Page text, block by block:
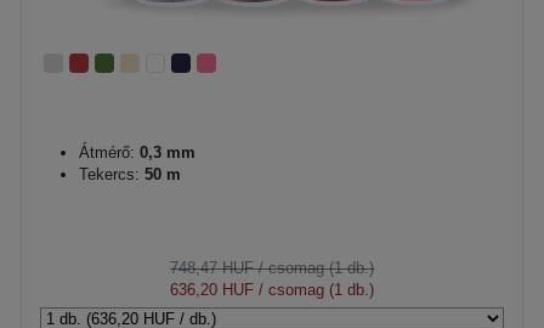
Átmérő: 0,3 mm
Tekercs: 50 m
748,47 HUF/ csomag (1 db.)
636,20 HUF / csomag (1 db.)